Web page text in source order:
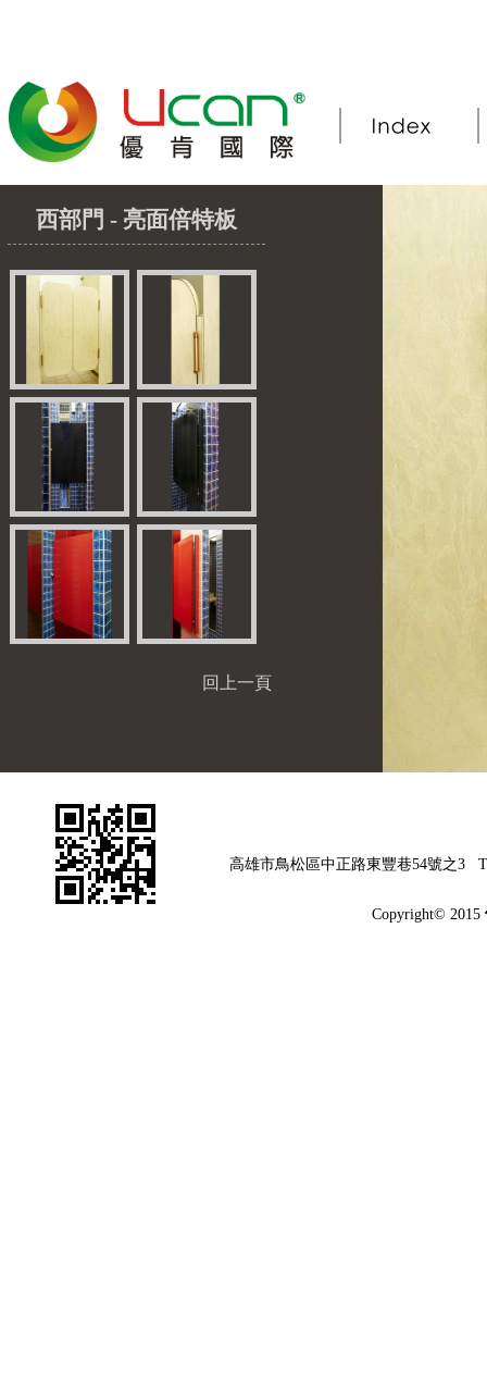
西部門 - 亮面倍特板
回上一頁
高雄市鳥松區中正路東豐巷54號之3
Copyright© 2015